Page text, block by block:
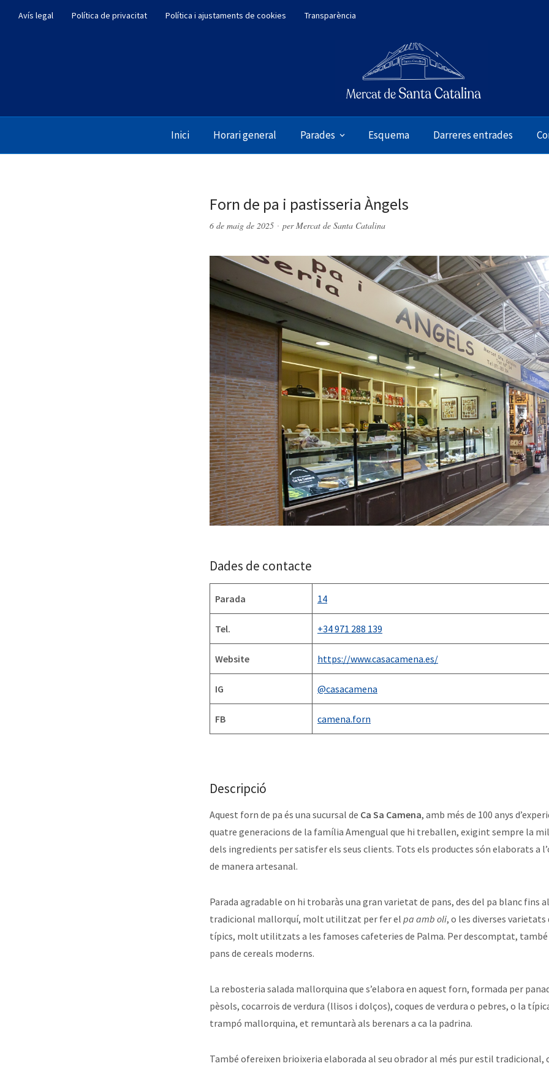
Avís legal Política de privacitat Política i ajustaments de cookies
Transparència
Inici Horari general Parades Esquema Darreres entrades
Forn de pa i pastisseria Àngels
6 de maig de 2025 perMercat de Santa Catalina
Dades de contacte
Parada 14
Tel. +34 971 288 139
Website https://www.casacamena.es/
IG @casacamena
FB camena.forn
Descripció
Aquest forn de pa és una sucursal de Ca Sa Camena, amb més de 100 anys
quatre generacions de la família Amengual que hi treballen, exigint sempre la
dels ingredients per satisfer els seus clients. Tots els productes són elaborats a
de manera artesanal.
Parada agradable on hi trobaràs una gran varietat de pans, des del pa blanc fins
tradicional mallorquí, molt utilitzat per fer el pa amb oli, o les diverses
típics, molt utilitzats a les famoses cafeteries de Palma. Per descomptat,
pans de cereals moderns.
La rebosteria salada mallorquina que s’elabora en aquest forn, formada per
pèsols, cocarrois de verdura (llisos i dolços), coques de verdura o pebres, o la
trampó mallorquina, et remuntarà als berenars a ca la padrina.
També ofereixen brioixeria elaborada al seu obrador al més pur estil tradicional,